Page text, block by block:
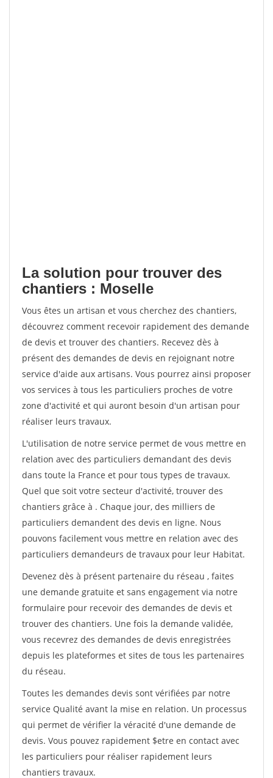
La solution pour trouver des
chantiers : Moselle
Vous êtes un artisan et vous cherchez des chantiers,
découvrez comment recevoir rapidement des demande
de devis et trouver des chantiers. Recevez dès à
présent des demandes de devis en rejoignant notre
service d'aide aux artisans. Vous pourrez ainsi proposer
vos services à tous les particuliers proches de votre
zone d'activité et qui auront besoin d'un artisan pour
réaliser leurs travaux.
L'utilisation de notre service permet de vous mettre en
relation avec des particuliers demandant des devis
dans toute la France et pour tous types de travaux.
Quel que soit votre secteur d'activité, trouver des
chantiers grâce à . Chaque jour, des milliers de
particuliers demandent des devis en ligne. Nous
pouvons facilement vous mettre en relation avec des
particuliers demandeurs de travaux pour leur Habitat.
Devenez dès à présent partenaire du réseau , faites
une demande gratuite et sans engagement via notre
formulaire pour recevoir des demandes de devis et
trouver des chantiers. Une fois la demande validée,
vous recevrez des demandes de devis enregistrées
depuis les plateformes et sites de tous les partenaires
du réseau.
Toutes les demandes devis sont vérifiées par notre
service Qualité avant la mise en relation. Un processus
qui permet de vérifier la véracité d'une demande de
devis. Vous pouvez rapidement $etre en contact avec
les particuliers pour réaliser rapidement leurs
chantiers travaux.